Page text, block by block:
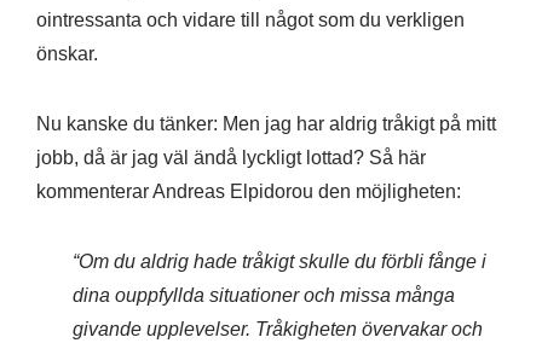
ointressanta och vidare till något som du verkligen
önskar.
Nu kanske du tänker: Men jag har aldrig tråkigt på mitt
jobb, då är jag väl ändå lyckligt lottad? Så här
kommenterar Andreas Elpidorou den möjligheten:
“Om du aldrig hade tråkigt skulle du förbli fånge i
dina ouppfyllda situationer och missa många
givande upplevelser. Tråkigheten övervakar och